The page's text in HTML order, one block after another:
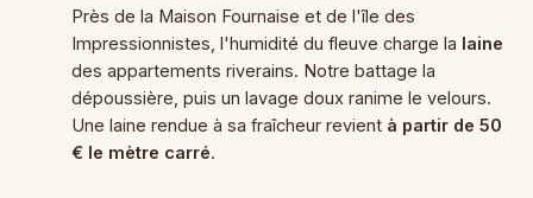
Près de la Maison Fournaise et de l'île des
Impressionnistes, l'humidité du fleuve charge la laine
des appartements riverains. Notre battage la
dépoussière, puis un lavage doux ranime le velours.
Une laine rendue à sa fraîcheur revient à partir de 50
€ le mètre carré.